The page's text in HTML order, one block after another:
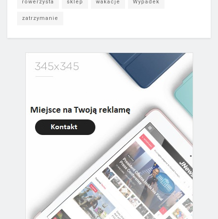
rowerzysta sklep wakacje Wypadek
zatrzymanie